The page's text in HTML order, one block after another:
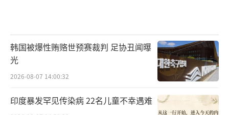
韩国被爆性贿赂世预赛裁判 足协丑闻曝
光
2026-08-07 14:00:32
印度暴发罕见传染病 22名儿童不幸遇难